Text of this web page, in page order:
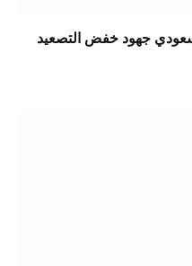
جهود خفض التصعيد